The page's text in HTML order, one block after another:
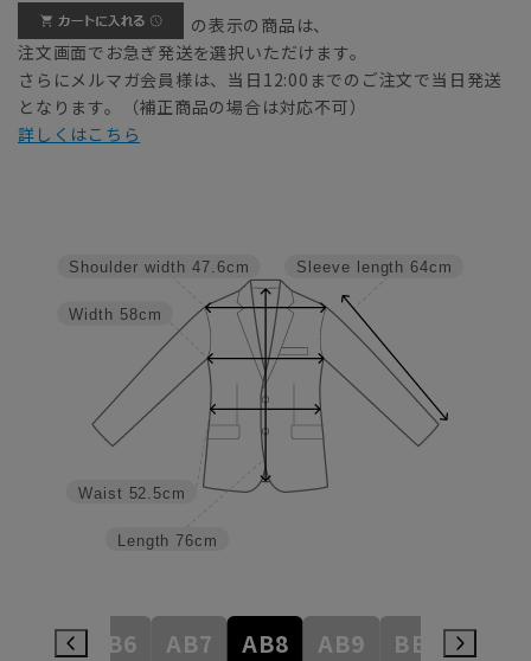
の表示の商品は、
注文画面でお急ぎ発送を選択いただけます。
さらにメルマガ会員様は、当日12:00までのご注文で当日発送
となります。（補正商品の場合は対応不可）
詳しくはこちら
Sleeve length 64cm
Length 76cm
Waist 52.5cm
Width 58cm
Shoulder width 47.6cm
AB6 AB7 AB8 AB9 BE3